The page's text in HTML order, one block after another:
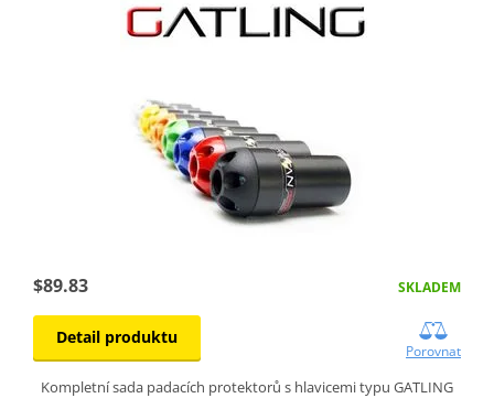
$89.83 SKLADEM
Detail produktu
Porovnat
Kompletní sada padacích protektorů s hlavicemi typu GATLING